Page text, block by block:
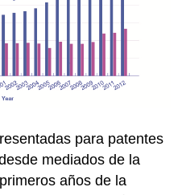
para patentes
mediados de la
años de la